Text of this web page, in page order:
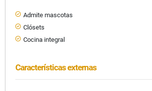
Admite mascotas
Clósets
Cocina integral
Características externas